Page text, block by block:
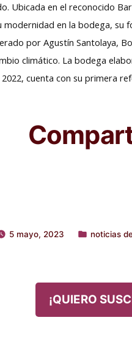
Ubicada en el reconocido
modernidad en la bodega, su
por Agustín Santolaya,
climático. La bodega
2022, cuenta con su primera
5 mayo, 2023
Publicado
noticias
¡QUIERO